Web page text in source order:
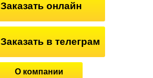
Заказать онлайн
Заказать в телеграм
О компании